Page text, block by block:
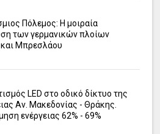
Πόλεμος: Η μοιραία
των γερμανικών πλοίων
και Μπρεσλάου
LED στο οδικό δίκτυο της
Αν. Μακεδονίας - Θράκης.
ενέργειας 62% - 69%